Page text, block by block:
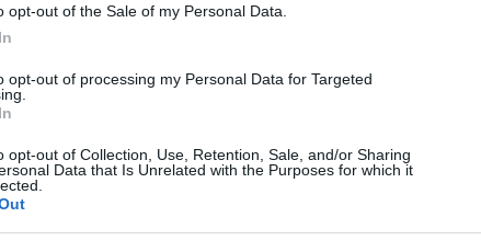
opt-out of the Sale of my Personal Data.
opt-out of processing my Personal Data for Targeted
opt-out of Collection, Use, Retention, Sale, and/or Sharing
Data that Is Unrelated with the Purposes for which it
την ελευθερία, την ισότητα και την αδελφοσύνη.
η δέσμευση και η τήρηση της υπόσχεσης
αδούλωτο φρόνημά τους εμπόδισε την ψυχική
θα συνεχίσουμε τον αγώνα για εθνική
μόνο από το σθένος, την αφοσίωση και την
ομοψυχία, αλληλεγγύη, αποφασιστικότητα,
τους να συνεχίσουμε όλοι μαζί συντεταγμένα